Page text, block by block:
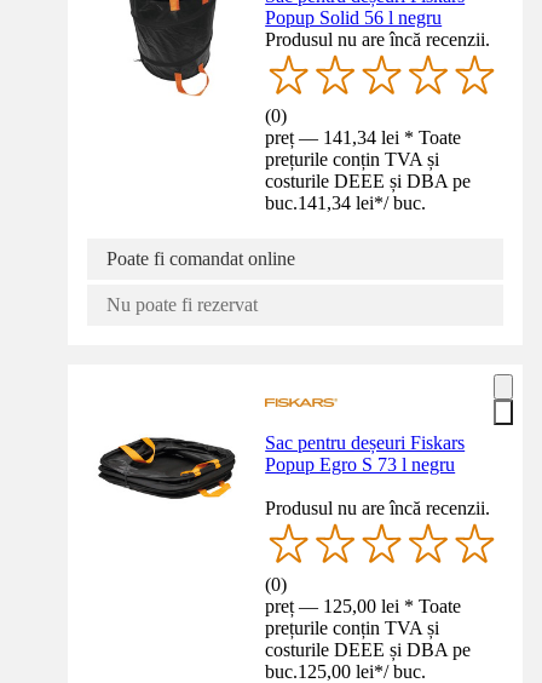
Popup Solid 56 l negru
Produsul nu are încă recenzii.
(0)
preț — 141,34 lei * Toate
prețurile conțin TVA și
costurile DEEE și DBA pe
buc.141,34 lei*/ buc.
Poate fi comandat online
Nu poate fi rezervat
Sac pentru deșeuri Fiskars
Popup Egro S 73 l negru
Produsul nu are încă recenzii.
(0)
preț — 125,00 lei * Toate
prețurile conțin TVA și
costurile DEEE și DBA pe
buc.125,00 lei*/ buc.